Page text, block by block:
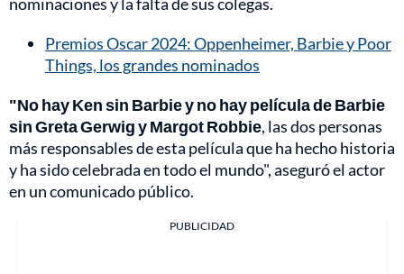
Premios Oscar 2024: Oppenheimer, Barbie y Poor
Things, los grandes nominados
"No hay Ken sin Barbie y no hay película de Barbie
sin Greta Gerwig y Margot Robbie, las dos personas
más responsables de esta película que ha hecho historia
y ha sido celebrada en todo el mundo", aseguró el actor
en un comunicado público.
PUBLICIDAD